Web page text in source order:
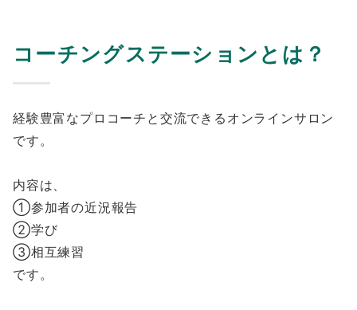
コーチングステーションとは？
経験豊富なプロコーチと交流できるオンラインサロン
です。
内容は、
①参加者の近況報告
②学び
③相互練習
です。